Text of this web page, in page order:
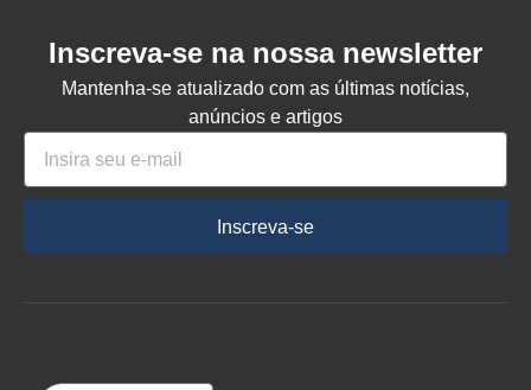
Inscreva-se na nossa newsletter
Mantenha-se atualizado com as últimas notícias,
anúncios e artigos
Inscreva-se